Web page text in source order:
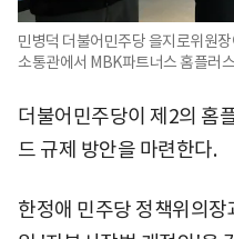
민병덕 더불어민주당 을지로위원
소통관에서 MBK파트너스 홈플러
더불어민주당이 제2의 홈
드 규제 방안을 마련한다.
한정애 민주당 정책위의